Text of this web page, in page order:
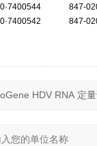
847-
847-